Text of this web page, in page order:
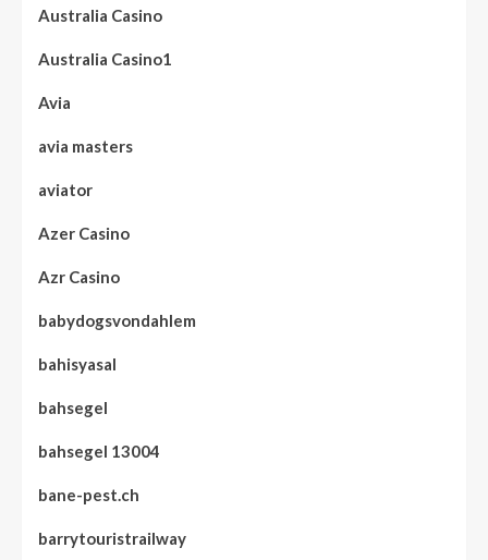
Australia Casino
Australia Casino1
Avia
avia masters
aviator
Azer Casino
Azr Casino
babydogsvondahlem
bahisyasal
bahsegel
bahsegel 13004
bane-pest.ch
barrytouristrailway